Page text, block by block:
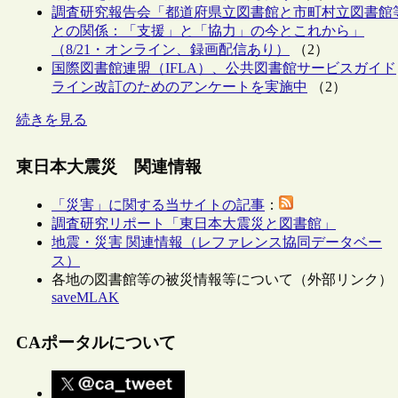
調査研究報告会「都道府県立図書館と市町村立図書館
との関係：「支援」と「協力」の今とこれから」
（8/21・オンライン、録画配信あり）
（2）
国際図書館連盟（IFLA）、公共図書館サービスガイド
ライン改訂のためのアンケートを実施中
（2）
続きを見る
東日本大震災 関連情報
「災害」に関する当サイトの記事 ：
調査研究リポート「東日本大震災と図書館」
地震・災害 関連情報（レファレンス協同データベー
ス）
各地の図書館等の被災情報等について（外部リンク）
saveMLAK
CAポータルについて